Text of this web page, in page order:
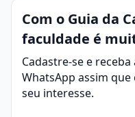
Com o Guia da
faculdade é
Cadastre-se e
WhatsApp assim
seu interesse.